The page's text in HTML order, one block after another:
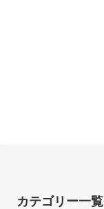
カテゴリー一覧